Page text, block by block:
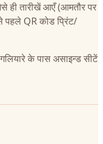
तारीखें आएँ (आमतौर पर
पहले QR कोड प्रिंट/
के पास असाइन्ड सीटें